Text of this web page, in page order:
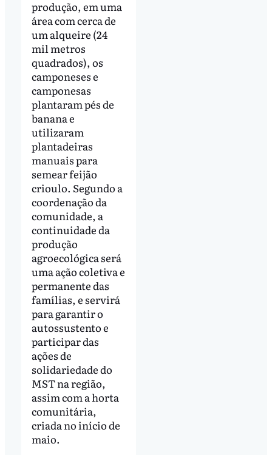
produção, em uma
área com cerca de
um alqueire (24
mil metros
quadrados), os
camponeses e
camponesas
plantaram pés de
banana e
utilizaram
plantadeiras
manuais para
semear feijão
crioulo. Segundo a
coordenação da
comunidade, a
continuidade da
produção
agroecológica será
uma ação coletiva e
permanente das
famílias, e servirá
para garantir o
autossustento e
participar das
ações de
solidariedade do
MST na região,
assim com a horta
comunitária,
criada no início de
maio.